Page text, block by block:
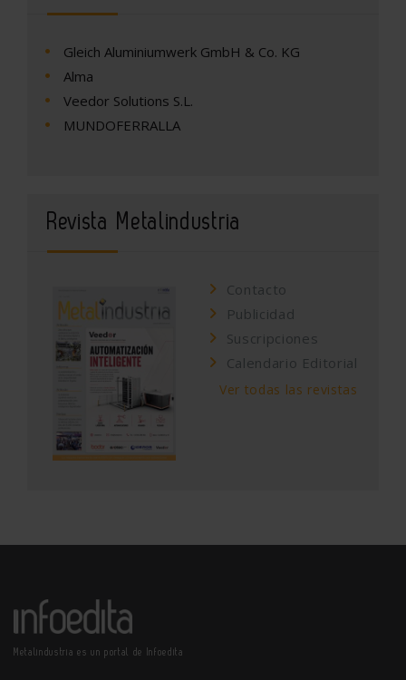
Gleich Aluminiumwerk GmbH & Co. KG
Alma
Veedor Solutions S.L.
MUNDOFERRALLA
Revista Metalindustria
Contacto
Publicidad
Suscripciones
Calendario Editorial
Ver todas las revistas
Metalindustria es un portal de Infoedita